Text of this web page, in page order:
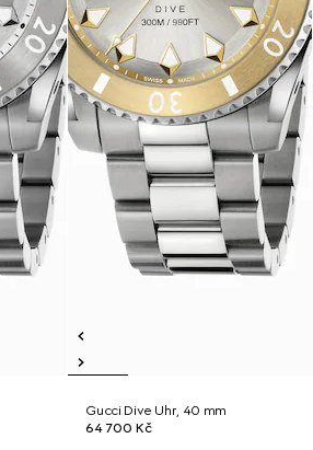
Gucci Dive Uhr, 40 mm
64 700 Kč